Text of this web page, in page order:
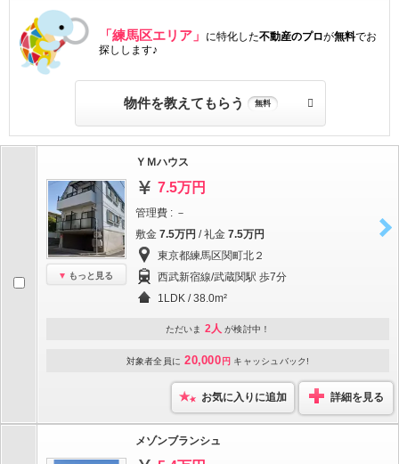
「練馬区エリア」 に特化した不動産のプロが無料でお
探しします♪
物件を教えてもらう 無料
もっと見る
ＹＭハウス
7.5万円
管理費 : －
敷金 7.5万円 / 礼金 7.5万円
東京都練馬区関町北２
西武新宿線/武蔵関駅 歩7分
1LDK / 38.0m²
ただいま 2人 が検討中！
対象者全員に 20,000 円 キャッシュバック!
お気に入りに追加 詳細を見る
メゾンブランシュ